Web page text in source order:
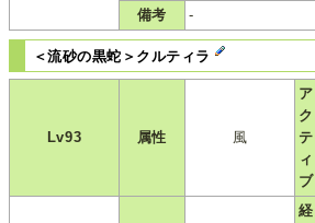
備考
-
＜流砂の黒蛇＞クルティラ
Lv93 属性 風
ア
ク
テ
ィ
ブ
経